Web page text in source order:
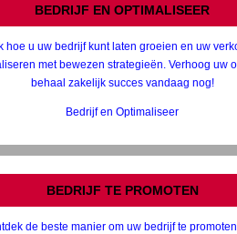
BEDRIJF EN OPTIMALISEER
hoe u uw bedrijf kunt laten groeien en uw
met bewezen strategieën. Verhoog uw
behaal zakelijk succes vandaag nog!
Bedrijf en Optimaliseer
BEDRIJF TE PROMOTEN
de beste manier om uw bedrijf te